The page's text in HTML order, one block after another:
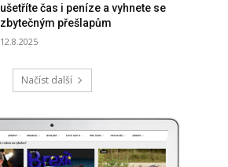
ušetříte čas i peníze a vyhnete se
zbytečným přešlapům
12.8.2025
Načíst další